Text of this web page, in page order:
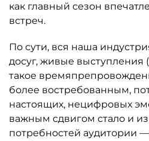
как главный сезон
встреч.
По сути, вся наша
досуг, живые
такое
более востребованным,
настоящих, нецифровых
важным сдвигом стало и
потребностей аудитории